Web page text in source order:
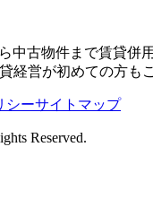
中古物件まで賃貸
経営が初めての方も
シーサイトマップ
Reserved.